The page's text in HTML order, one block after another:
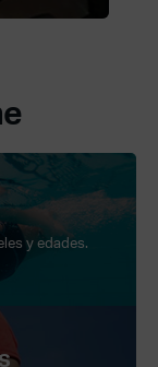
y edades.